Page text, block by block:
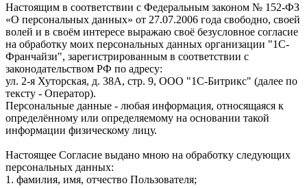
Настоящим в соответствии с Федеральным законом № 152-ФЗ
«О персональных данных» от 27.07.2006 года свободно, своей
волей и в своём интересе выражаю своё безусловное согласие
на обработку моих персональных данных организации "1С-
Франчайзи", зарегистрированным в соответствии с
законодательством РФ по адресу:
ул. 2-я Хуторская, д. 38А, стр. 9, ООО "1С-Битрикс" (далее по
тексту - Оператор).
Персональные данные - любая информация, относящаяся к
определённому или определяемому на основании такой
информации физическому лицу.
Настоящее Согласие выдано мною на обработку следующих
персональных данных:
1. фамилия, имя, отчество Пользователя;